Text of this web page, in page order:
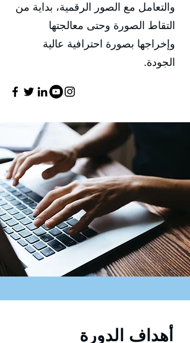
والتعامل مع الصور الرقمية، بداية من
التقاط الصورة وحتى معالجتها
وإخراجها بصورة احترافية عالية
الجودة.